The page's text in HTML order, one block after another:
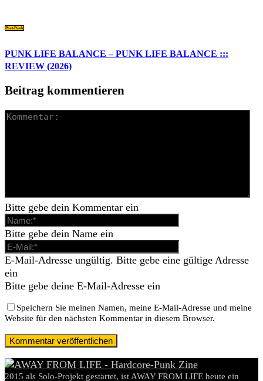
Post-Punk
PUNK LIFE BALANCE – PUNK LIFE BALANCE :::
REVIEW (2026)
Beitrag kommentieren
Bitte gebe dein Kommentar ein
Bitte gebe dein Name ein
E-Mail-Adresse ungültig. Bitte gebe eine gültige Adresse
ein
Bitte gebe deine E-Mail-Adresse ein
Speichern Sie meinen Namen, meine E-Mail-Adresse und meine
Website für den nächsten Kommentar in diesem Browser.
2015 als Solo-Projekt gestartet, ist AWAY FROM LIFE heute ein